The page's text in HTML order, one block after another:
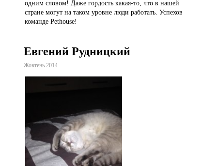
одним словом! Даже гордость какая-то, что в нашей
стране могут на таком уровне люди работать. Успехов
команде Pethouse!
Евгений Рудницкий
Жовтень 2014